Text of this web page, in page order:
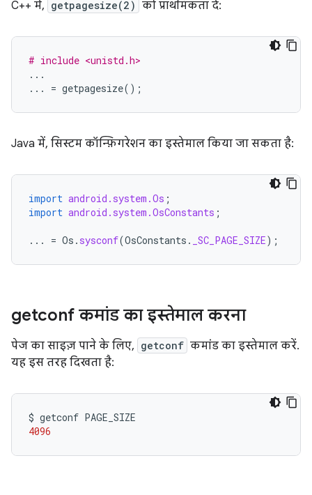
C++ में, getpagesize(2) को प्राथमिकता दें:
# include <unistd.h>
...
...
= getpagesize();
Java में, सिस्टम कॉन्फ़िगरेशन का इस्तेमाल किया जा सकता है:
import android.system.Os ;
import android.system.OsConstants ;
... = Os . sysconf(OsConstants . _SC_PAGE_SIZE);
getconf कमांड का इस्तेमाल करना
पेज का साइज़ पाने के लिए, getconf कमांड का इस्तेमाल करें.
यह इस तरह दिखता है:
$ getconf
4096